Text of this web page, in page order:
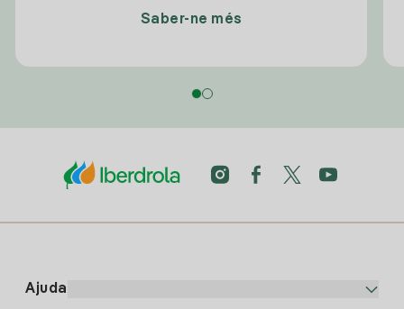
Saber-ne més
Ajuda